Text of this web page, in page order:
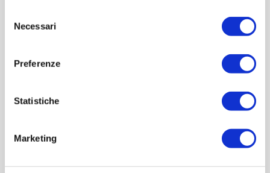
delNecessari
Preferenze
Statistiche
Marketing